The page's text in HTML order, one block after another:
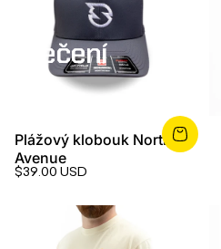
Oblečení
Plážový klobouk North
Avenue
$39.00 USD